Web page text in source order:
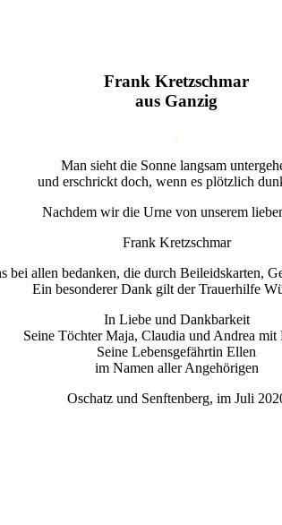
Frank Kretzschmar
aus Ganzig
Man sieht die Sonne langsam
und erschrickt doch, wenn es plötzlich
Nachdem wir die Urne von unserem
Frank Kretzschmar
bei allen bedanken, die durch Beileidskarten,
Ein besonderer Dank gilt der Trauerhilfe
In Liebe und Dankbarkeit
Seine Töchter Maja, Claudia und Andrea mit
Seine Lebensgefährtin Ellen
im Namen aller Angehörigen
Oschatz und Senftenberg, im Juli